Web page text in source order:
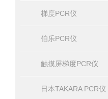
梯度PCR仪
伯乐PCR仪
触摸屏梯度PCR仪
日本TAKARA PCR仪